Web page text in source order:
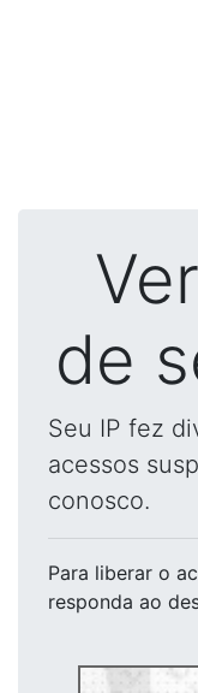
de
Seu IP fez
acessos
conosco.
Para liberar o
responda ao